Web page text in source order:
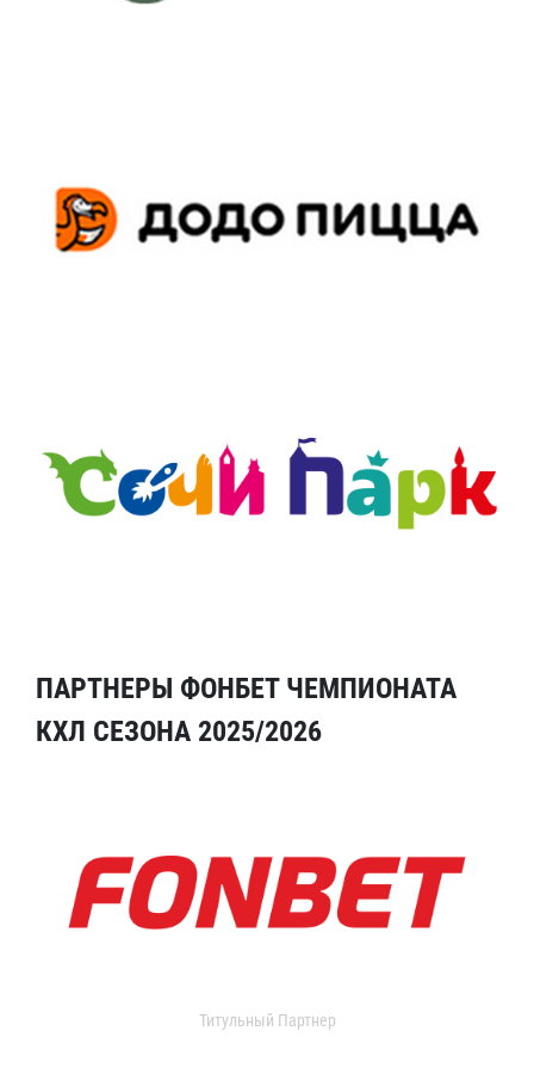
ПАРТНЕРЫ ФОНБЕТ ЧЕМПИОНАТА
КХЛ СЕЗОНА 2025/2026
Титульный Партнер